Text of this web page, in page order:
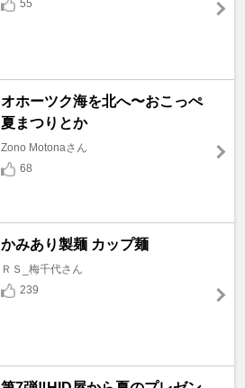
55
オホーツク海を北へ〜おこっぺ
夏まつりとか
Zono Motonaさん
68
かみあり製麺 カップ麺
ＲＳ_梅千代さん
239